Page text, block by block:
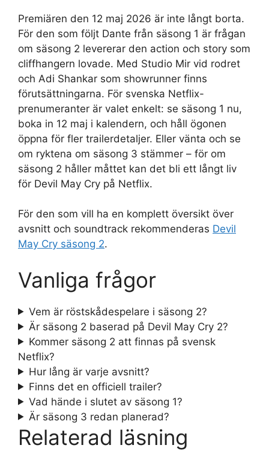
Premiären den 12 maj 2026 är inte långt borta.
För den som följt Dante från säsong 1 är frågan
om säsong 2 levererar den action och story som
cliffhangern lovade. Med Studio Mir vid rodret
och Adi Shankar som showrunner finns
förutsättningarna. För svenska Netflix-
prenumeranter är valet enkelt: se säsong 1 nu,
boka in 12 maj i kalendern, och håll ögonen
öppna för fler trailerdetaljer. Eller vänta och se
om ryktena om säsong 3 stämmer – för om
säsong 2 håller måttet kan det bli ett långt liv
för Devil May Cry på Netflix.
För den som vill ha en komplett översikt över
avsnitt och soundtrack rekommenderas Devil
May Cry säsong 2.
Vanliga frågor
Vem är röstskådespelare i säsong 2?
Är säsong 2 baserad på Devil May Cry 2?
Kommer säsong 2 att finnas på svensk
Netflix?
Hur lång är varje avsnitt?
Finns det en officiell trailer?
Vad hände i slutet av säsong 1?
Är säsong 3 redan planerad?
Relaterad läsning